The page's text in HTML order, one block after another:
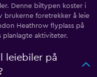
Denne biltypen koster i
brukerne foretrekker å leie
Heathrow flyplass på
aktiviteter.
leiebiler på